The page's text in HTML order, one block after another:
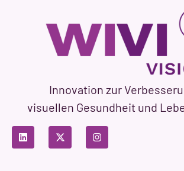
Innovation zur
visuellen Gesundheit und